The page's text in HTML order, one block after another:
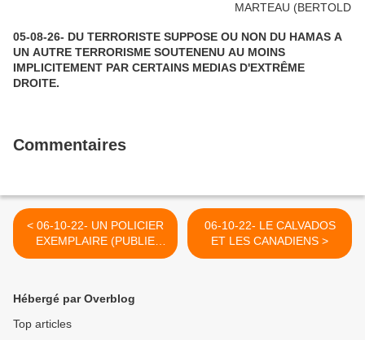
05-08-26- DU TERRORISTE SUPPOSE OU NON DU HAMAS A
UN AUTRE TERRORISME SOUTENENU AU MOINS
IMPLICITEMENT PAR CERTAINS MEDIAS D'EXTRÊME
DROITE.
Commentaires
< 06-10-22- UN POLICIER
EXEMPLAIRE (PUBLIE
SUR CE BLOG EN 2011)
06-10-22- LE CALVADOS
ET LES CANADIENS >
Hébergé par Overblog
Top articles